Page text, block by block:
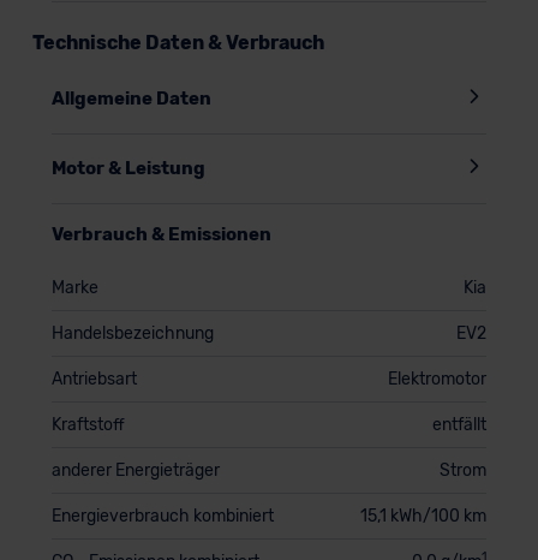
Technische Daten & Verbrauch
Allgemeine Daten
Motor & Leistung
Verbrauch & Emissionen
Marke Kia
Handelsbezeichnung EV2
Antriebsart Elektromotor
Kraftstoff entfällt
anderer Energieträger Strom
Energieverbrauch kombiniert 15,1 kWh/100 km
1